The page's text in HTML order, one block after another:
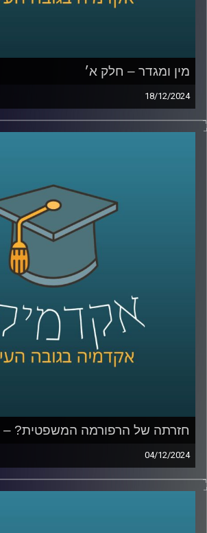
מין ומגדר – חלק א׳
18/12/2024
בפרק הזה נצלול לתחום מרתק שנוגע
אנחנו חושבים עליו: כיצד השפעות
מהלבוש ועד לפעילויות שהם בוחרים,
כך שהחלטות אלו עשויות גם להשפיע על
והכישורים שלהם?
בפרק הזה, נארח את פרופסור תמר שגיא
איבצ׳ר לפסיכולוגיה שתחשוף כיצד מסרים
איננו מודעים להם, יכולים לעצב את האופן
את עצמם ואת האפשרויות מונחות בפניהם
קרדיט תמונות:AudioVersity
חזרתה של הרפורמה המשפטית? –
04/12/2024
בפרק הקודם עשינו סדר במושגי היסוד,
המשפטית, מה היא בכלל פסקת ההתגברות,